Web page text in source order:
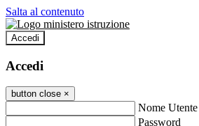
Salta al contenuto
Accedi
Accedi
button close ×
Nome Utente
Password